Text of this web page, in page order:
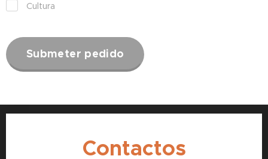
Cultura
Submeter pedido
Contactos